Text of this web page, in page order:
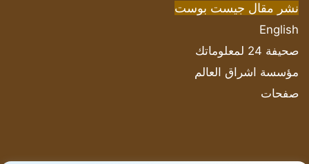
نشر مقال جيست بوست
English
صحيفة 24 لمعلوماتك
مؤسسة اشراق العالم
صفحات